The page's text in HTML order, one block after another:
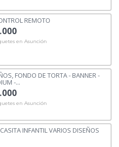
REMOTO
en Asunción
FONDO DE TORTA - BANNER -
-...
en Asunción
INFANTIL VARIOS DISEÑOS